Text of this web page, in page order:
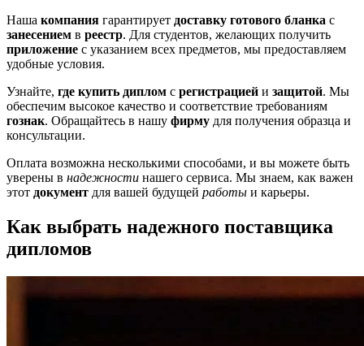
Наша компания гарантирует доставку готового бланка с
занесением в реестр. Для студентов, желающих получить
приложение с указанием всех предметов, мы предоставляем
удобные условия.
Узнайте, где купить диплом с регистрацией и защитой. Мы
обеспечим высокое качество и соответствие требованиям
гознак. Обращайтесь в нашу фирму для получения образца и
консультации.
Оплата возможна несколькими способами, и вы можете быть
уверены в надежности нашего сервиса. Мы знаем, как важен
этот документ для вашей будущей работы и карьеры.
Как выбрать надежного поставщика
дипломов